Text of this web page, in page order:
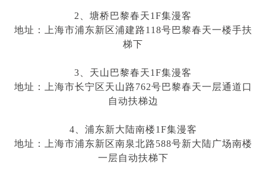
2、塘桥巴黎春天1F集漫客
地址：上海市浦东新区浦建路118号巴黎春天一楼手扶
梯下
3、天山巴黎春天1F集漫客
地址：上海市长宁区天山路762号巴黎春天一层通道口
自动扶梯边
4、浦东新大陆南楼1F集漫客
地址：上海市浦东新区南泉北路588号新大陆广场南楼
一层自动扶梯下